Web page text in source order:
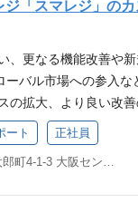
分の限界やゴールを
の先にある、本質的
迷ったときは、自身
を基準に判断する
ールと、同時に顧客
収集と開発部門への
わせ削減、採用コス
スタマーサポートは
、経MRR最大化に向
ー運営における業務設
決率、CESなど） ・
向けた施策の設計・
ート体制/プロセスの
業務 ※本人の希望を考
ダクトやITサービス領
カスタマーサポー
サポート品質の定量
「スマレジ」の
、更なる機能改善や
ーバル市場への参入
の拡大、より良い改善
マレジの事業について
イムカードの利用ユ
※従事すべき業務の変
ート 正社員